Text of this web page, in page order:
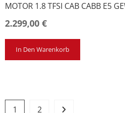
MOTOR 1.8 TFSI CAB CABB E5
2.299,00 €
In Den Warenkorb
1 2